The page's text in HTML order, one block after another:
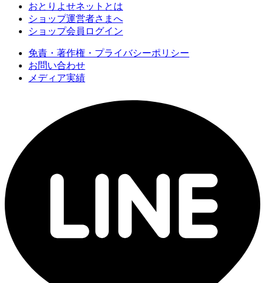
おとりよせネットとは
ショップ運営者さまへ
ショップ会員ログイン
免責・著作権・プライバシーポリシー
お問い合わせ
メディア実績